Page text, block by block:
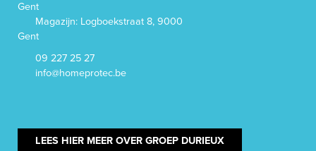
Gent
Magazijn: Logboekstraat 8, 9000
Gent
09 227 25 27
info@homeprotec.be
LEES HIER MEER OVER GROEP DURIEUX